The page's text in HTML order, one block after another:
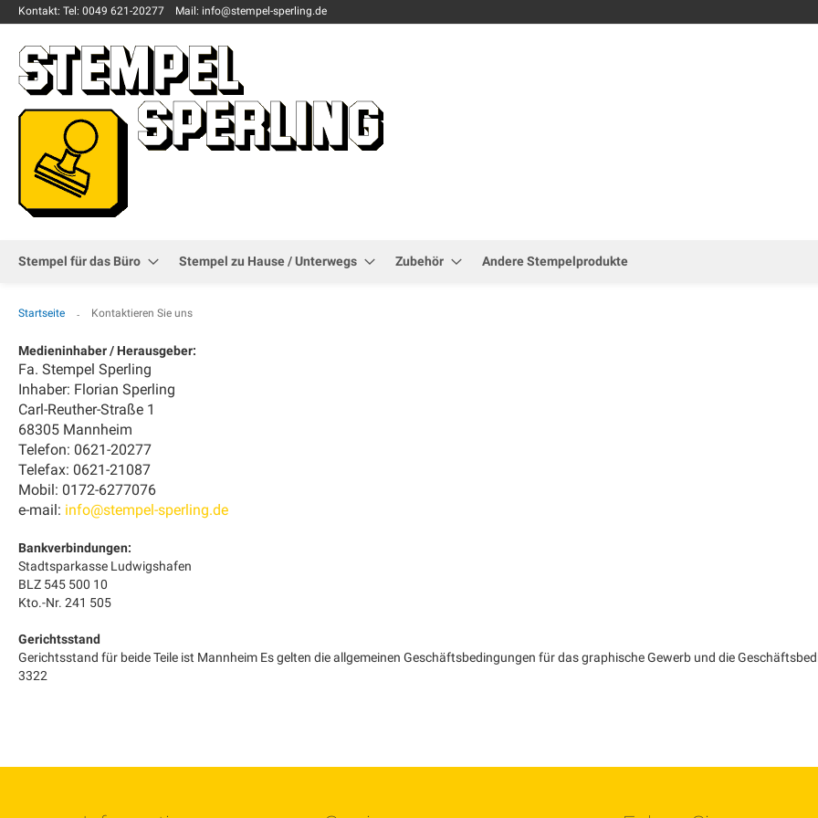
Kontakt: Tel: 0049 621-20277 Mail: info@stempel-sperling.de
Stempel für das Büro Stempel zu Hause / Unterwegs Zubehör Andere Stempelprodukte
Startseite Kontaktieren Sie uns
Medieninhaber / Herausgeber:
Fa. Stempel Sperling
Inhaber: Florian Sperling
Carl-Reuther-Straße 1
68305 Mannheim
Telefon: 0621-20277
Telefax: 0621-21087
Mobil: 0172-6277076
e-mail: info@stempel-sperling.de
Bankverbindungen:
Stadtsparkasse Ludwigshafen
BLZ 545 500 10
Kto.-Nr. 241 505
Gerichtsstand
Gerichtsstand für beide Teile ist Mannheim Es gelten die allgemeinen Geschäftsbedingungen für das graphische Gewerb und die
3322